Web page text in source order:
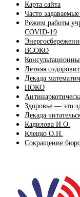
Карта сайта
Часто
Режим работы
COVID-19
ВСОКО
Летняя
Декада
НОКО
Здоровье — это
Декада
Кадилова И.О.
Клецко О.Н.
Сокращение